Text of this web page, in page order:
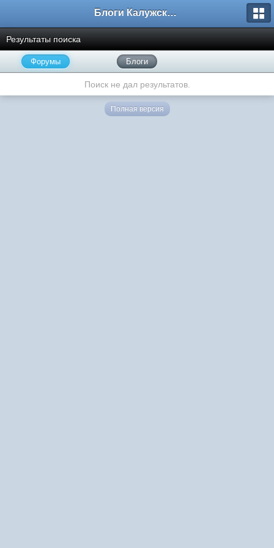
Блоги Калужского перекрестка
Результаты поиска
Форумы Блоги
Поиск не дал результатов.
Полная версия